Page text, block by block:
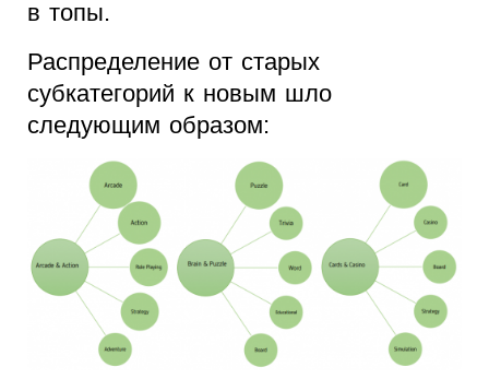
в топы.
Распределение от старых
субкатегорий к новым шло
следующим образом: